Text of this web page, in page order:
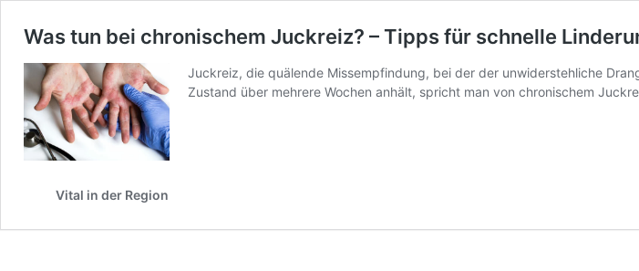
Was tun bei chronischem Juckreiz? – Tipps für schnelle
Juckreiz, die quälende Missempfindung, bei der der unwiderstehliche
Zustand über mehrere Wochen anhält, spricht man von chronischem
Vital in der Region